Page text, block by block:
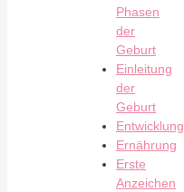
Phasen
der
Geburt
Einleitung
der
Geburt
Entwicklung
Ernährung
Erste
Anzeichen